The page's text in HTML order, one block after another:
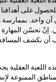
على
آن واحد. بممارسة
إنّ تحسّن
أن نكشف
اللعبة
الممنوعة